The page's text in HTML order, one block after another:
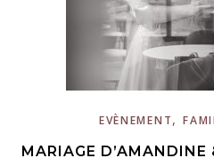
EVÈNEMENT,
MARIAGE